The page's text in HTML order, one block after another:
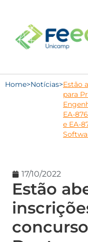
Home>Notícias>Estão
para
EA-
e EA-
17/10/2022
Estão